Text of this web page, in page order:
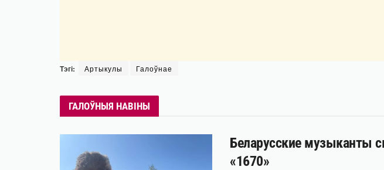
Тэгі: Артыкулы Галоўнае
ГАЛОЎНЫЯ НАВІНЫ
Беларусские музыканты
«1670»